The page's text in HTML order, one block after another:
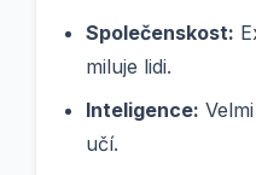
Společenskost:
miluje lidi.
Inteligence:
učí.